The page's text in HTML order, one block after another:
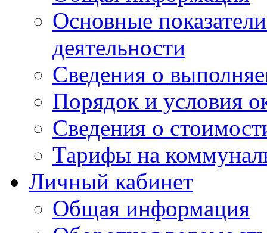
Основные
деятельности
Сведения о
Порядок и условия
Сведения о
Тарифы на
Личный кабинет
Общая информация